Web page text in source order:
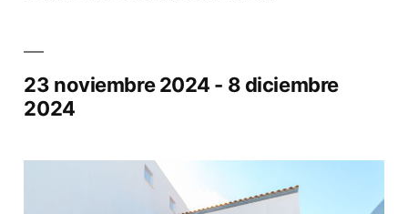
23 noviembre 2024 - 8 diciembre
2024